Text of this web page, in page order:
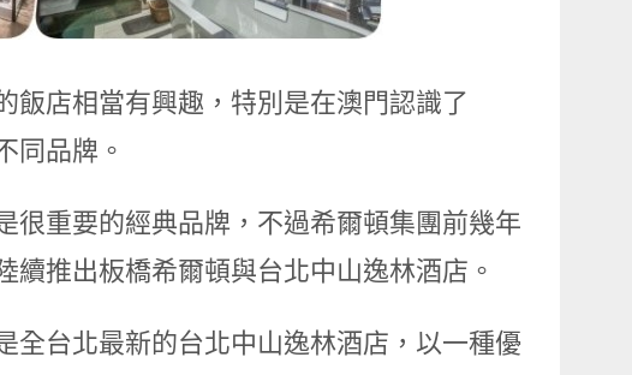
飯店相當有興趣，特別是在澳門認識了
同品牌。
很重要的經典品牌，不過希爾頓集團前幾年
推出板橋希爾頓與台北中山逸林酒店。
全台北最新的台北中山逸林酒店，以一種優